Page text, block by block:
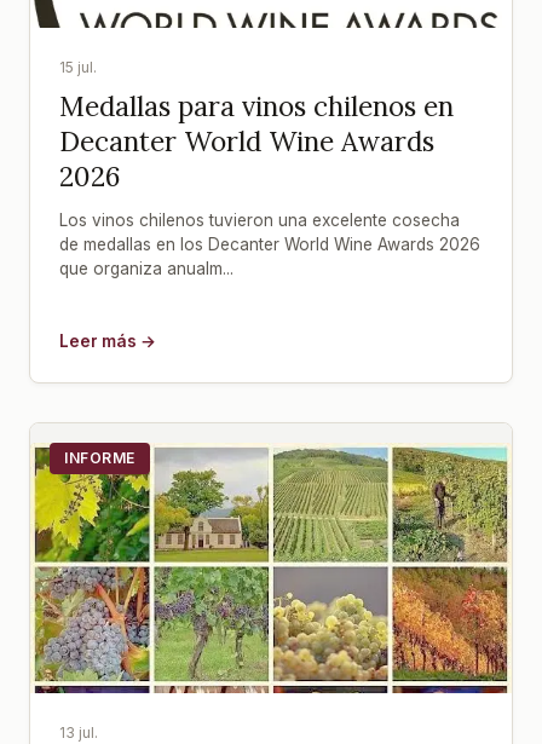
15 jul.
Medallas para vinos chilenos en
Decanter World Wine Awards
2026
Los vinos chilenos tuvieron una excelente cosecha
de medallas en los Decanter World Wine Awards 2026
que organiza anualm...
Leer más →
INFORME
13 jul.